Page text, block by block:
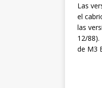
Las
el
las
12/
de M3